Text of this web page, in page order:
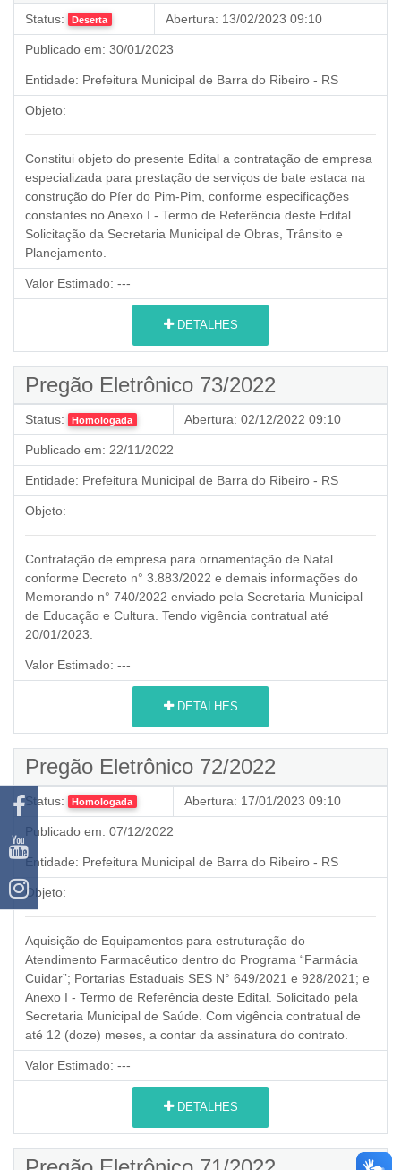
Status: Deserta Abertura: 13/02/2023 09:10
Publicado em: 30/01/2023
Entidade: Prefeitura Municipal de Barra do Ribeiro - RS
Objeto:
Constitui objeto do presente Edital a contratação de empresa
especializada para prestação de serviços de bate estaca na
construção do Píer do Pim-Pim, conforme especificações
constantes no Anexo I - Termo de Referência deste Edital.
Solicitação da Secretaria Municipal de Obras, Trânsito e
Planejamento.
Valor Estimado: ---
DETALHES
Pregão Eletrônico 73/2022
Status: Homologada Abertura: 02/12/2022 09:10
Publicado em: 22/11/2022
Entidade: Prefeitura Municipal de Barra do Ribeiro - RS
Objeto:
Contratação de empresa para ornamentação de Natal
conforme Decreto n° 3.883/2022 e demais informações do
Memorando n° 740/2022 enviado pela Secretaria Municipal
de Educação e Cultura. Tendo vigência contratual até
20/01/2023.
Valor Estimado: ---
DETALHES
Pregão Eletrônico 72/2022
Status: Homologada Abertura: 17/01/2023 09:10
Publicado em: 07/12/2022
Entidade: Prefeitura Municipal de Barra do Ribeiro - RS
Objeto:
Aquisição de Equipamentos para estruturação do
Atendimento Farmacêutico dentro do Programa “Farmácia
Cuidar”; Portarias Estaduais SES N° 649/2021 e 928/2021; e
Anexo I - Termo de Referência deste Edital. Solicitado pela
Secretaria Municipal de Saúde. Com vigência contratual de
até 12 (doze) meses, a contar da assinatura do contrato.
Valor Estimado: ---
DETALHES